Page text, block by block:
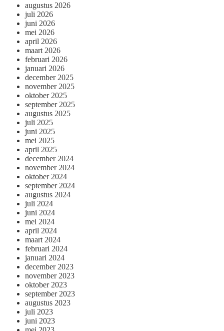
augustus 2026
juli 2026
juni 2026
mei 2026
april 2026
maart 2026
februari 2026
januari 2026
december 2025
november 2025
oktober 2025
september 2025
augustus 2025
juli 2025
juni 2025
mei 2025
april 2025
december 2024
november 2024
oktober 2024
september 2024
augustus 2024
juli 2024
juni 2024
mei 2024
april 2024
maart 2024
februari 2024
januari 2024
december 2023
november 2023
oktober 2023
september 2023
augustus 2023
juli 2023
juni 2023